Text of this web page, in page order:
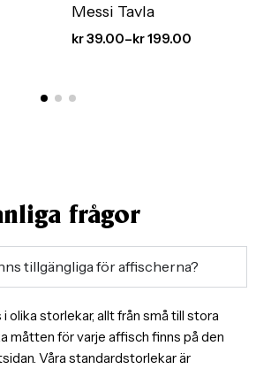
Messi Tavla
kr39.00–kr199.00
frågor
tillgängliga för affischerna?
olika storlekar, allt från små till stora
måtten för varje affisch finns på den
Våra standardstorlekar är